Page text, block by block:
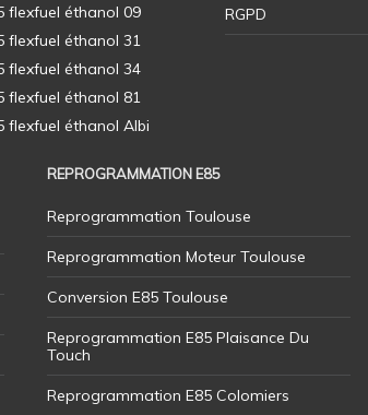
RGPD
REPROGRAMMATION E85
Reprogrammation Toulouse
Reprogrammation Moteur Toulouse
Conversion E85 Toulouse
Reprogrammation E85 Plaisance Du
Touch
Reprogrammation E85 Colomiers
flexfuel éthanol 09
flexfuel éthanol 31
flexfuel éthanol 34
flexfuel éthanol 81
flexfuel éthanol Albi